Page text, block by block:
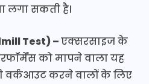
लगा सकती है।
Test) –एक्सरसाइज के
को मापने वाला यह
वर्कआउट करने वालों के लिए